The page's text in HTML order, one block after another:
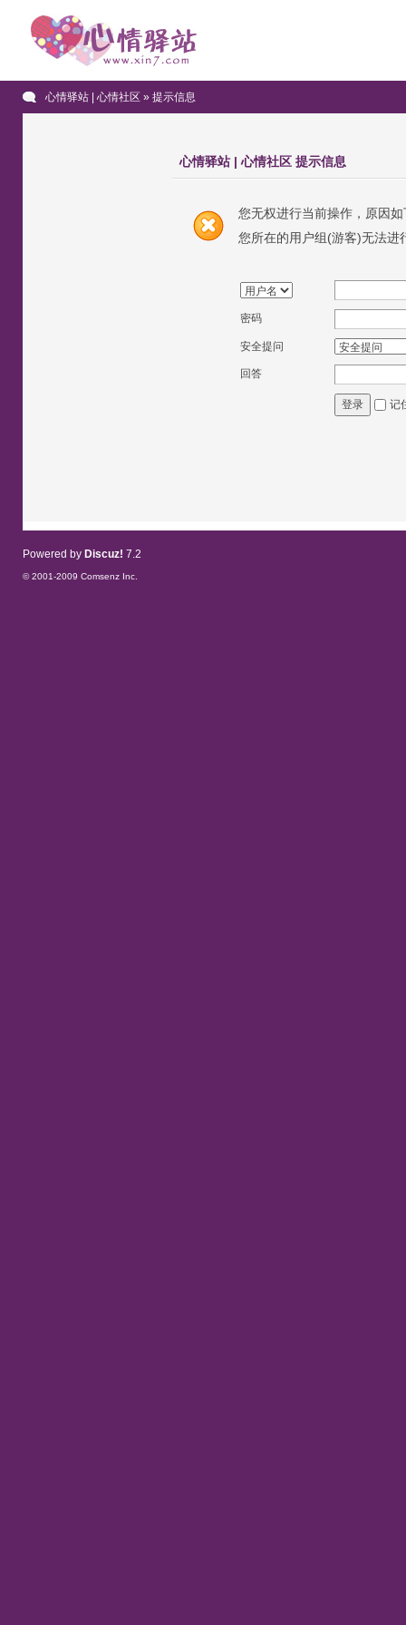
心情驿站 | 心情社区 » 提示信息
心情驿站 | 心情社区 提示信息
您无权进行当前操作，原因如
您所在的用户组(游客)无法进
密码
安全提问
回答
登录 记
Powered by Discuz! 7.2
© 2001-2009 Comsenz Inc.